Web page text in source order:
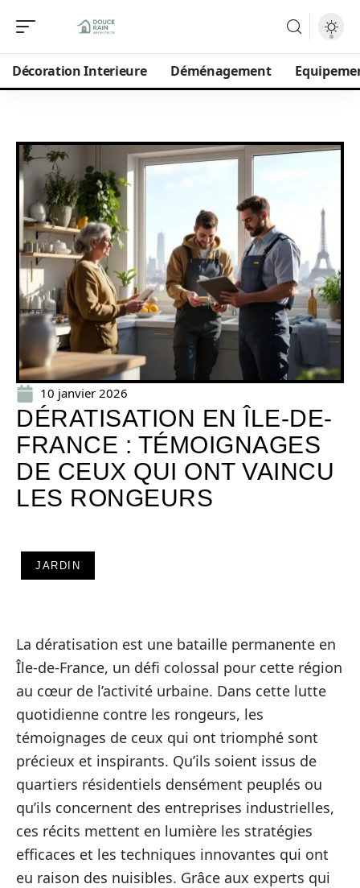
Décoration Interieure Déménagement
10 janvier 2026
DÉRATISATION EN ÎLE-DE-
FRANCE : TÉMOIGNAGES
DE CEUX QUI ONT VAINCU
LES RONGEURS
JARDIN
La dératisation est une bataille permanente en
Île-de-France, un défi colossal pour cette région
au cœur de l’activité urbaine. Dans cette lutte
quotidienne contre les rongeurs, les
témoignages de ceux qui ont triomphé sont
précieux et inspirants. Qu’ils soient issus de
quartiers résidentiels densément peuplés ou
qu’ils concernent des entreprises industrielles,
ces récits mettent en lumière les stratégies
efficaces et les techniques innovantes qui ont
eu raison des nuisibles. Grâce aux experts qui